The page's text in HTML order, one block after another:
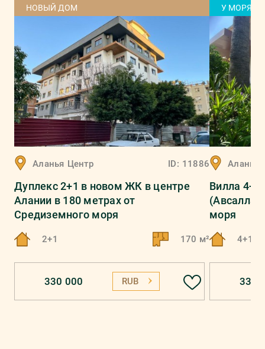
НОВЫЙ ДОМ
Аланья Центр ID: 11886
Дуплекс 2+1 в новом ЖК в центре
Алании в 180 метрах от
Средиземного моря
2+1 170 м²
330 000 RUB
У МОРЯ
Аланья
Вилла
моря
4+1
330